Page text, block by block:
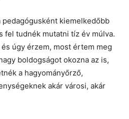
pedagógusként kiemelkedőbb
fel tudnék mutatni tíz év múlva.
úgy érzem, most értem meg
boldogságot okozna az is,
a hagyományőrző,
akár városi, akár